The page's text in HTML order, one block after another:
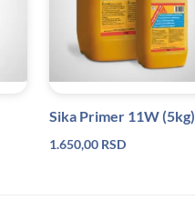
Sika Primer 11W (5kg)
1.650,00 RSD